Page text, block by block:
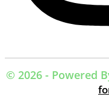
© 2026 - Powered